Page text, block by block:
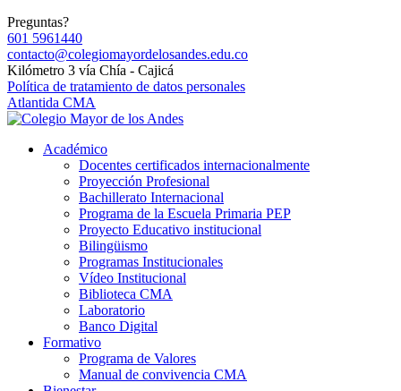
Preguntas?
601 5961440
contacto@colegiomayordelosandes.edu.co
Kilómetro 3 vía Chía - Cajicá
Política de tratamiento de datos personales
Atlantida CMA
Académico
Docentes certificados internacionalmente
Proyección Profesional
Bachillerato Internacional
Programa de la Escuela Primaria PEP
Proyecto Educativo institucional
Bilingüismo
Programas Institucionales
Vídeo Institucional
Biblioteca CMA
Laboratorio
Banco Digital
Formativo
Programa de Valores
Manual de convivencia CMA